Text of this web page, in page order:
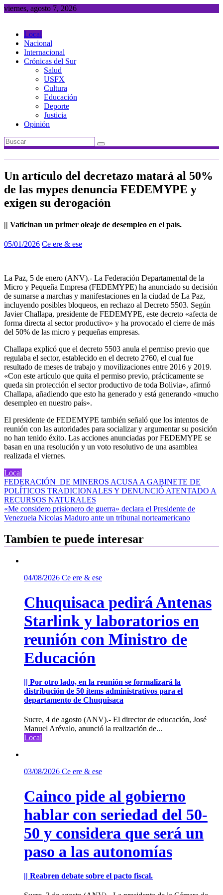
Saltar
viernes, agosto 7, 2026
Local
Nacional
Internacional
Crónicas del Sur
Salud
USFX
Cultura
Educación
Deporte
Justicia
Opinión
Un artículo del decretazo matará al 50%
de las mypes denuncia FEDEMYPE y
exigen su derogación
|| Vaticinan un primer oleaje de desempleo en el país.
05/01/2026 Ce ere & ese
La Paz, 5 de enero (ANV).- La Federación Departamental de la
Micro y Pequeña Empresa (FEDEMYPE) ha anunciado su decisión
de sumarse a marchas y manifestaciones en la ciudad de La Paz,
incluyendo posibles bloqueos, en rechazo al Decreto 5503. Según
Javier Challapa, presidente de FEDEMYPE, este decreto «afecta de
forma directa al sector productivo» y ha provocado el cierre de más
del 50% de las micro y pequeñas empresas.
Challapa explicó que el decreto 5503 anula el permiso previo que
regulaba el sector, establecido en el decreto 2760, el cual fue
resultado de meses de trabajo y movilizaciones entre 2016 y 2019.
«Con este artículo que quita el permiso previo, prácticamente se
queda sin protección el sector productivo de toda Bolivia», afirmó
Challapa, añadiendo que esto ha generado y está generando «mucho
desempleo en nuestro país».
El presidente de FEDEMYPE también señaló que los intentos de
reunión con las autoridades para socializar y argumentar su posición
no han tenido éxito. Las acciones anunciadas por FEDEMYPE se
basan en una resolución y un voto resolutivo de una asamblea
realizada el viernes.
Local
Navegación
de
entradas
FEDERACIÓN DE MINEROS ACUSA A GABINETE DE
POLÍTICOS TRADICIONALES Y DENUNCIÓ ATENTADO A
RECURSOS NATURALES
«Me considero prisionero de guerra» declara el Presidente de
Venezuela Nicolas Maduro ante un tribunal norteamericano
Tambíen te puede interesar
04/08/2026 Ce ere & ese
Chuquisaca pedirá Antenas
Starlink y laboratorios en
reunión con Ministro de
Educación
|| Por otro lado, en la reunión se formalizará la
distribución de 50 ítems administrativos para el
departamento de Chuquisaca
Sucre, 4 de agosto (ANV).- El director de educación, José
Manuel Arévalo, anunció la realización de...
Local
03/08/2026 Ce ere & ese
Cainco pide al gobierno
hablar con seriedad del 50-
50 y considera que será un
paso a las autonomías
|| Reabren debate sobre el pacto fiscal.